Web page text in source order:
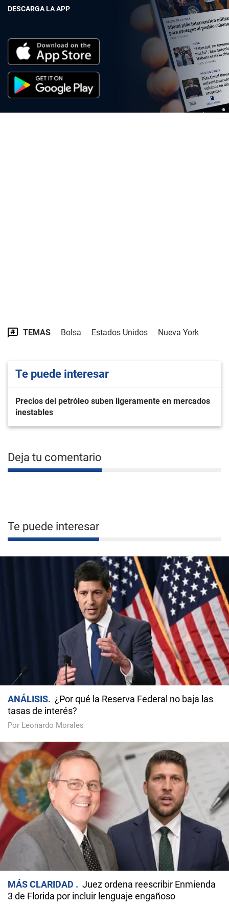
DESCARGA LA APP
TEMAS Bolsa Estados Unidos Nueva York
Te puede interesar
Precios del petróleo suben ligeramente en mercados
inestables
Deja tu comentario
Te puede interesar
ANÁLISIS
¿Por qué la Reserva Federal no baja las
tasas de interés?
Por Leonardo Morales
MÁS CLARIDAD
Juez ordena reescribir Enmienda
3 de Florida por incluir lenguaje engañoso